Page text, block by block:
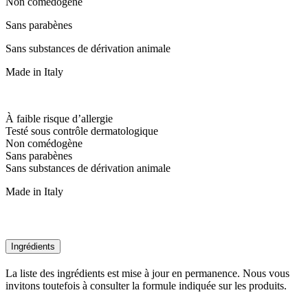
Sans parabènes
Sans substances de dérivation animale
Made in Italy
À faible risque d’allergie
Testé sous contrôle dermatologique
Non comédogène
Sans parabènes
Sans substances de dérivation animale
Made in Italy
Ingrédients
La liste des ingrédients est mise à jour en permanence. Nous vous
invitons toutefois à consulter la formule indiquée sur les produits.